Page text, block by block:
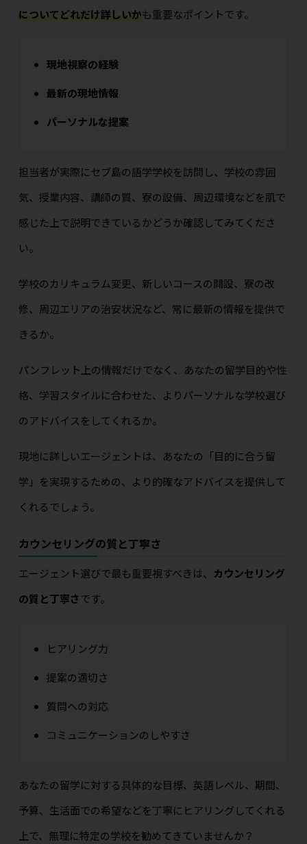
についてどれだけ詳しいかも重要なポイントです。
現地視察の経験
最新の現地情報
パーソナルな提案
担当者が実際にセブ島の語学学校を訪問し、学校の雰囲
気、授業内容、講師の質、寮の設備、周辺環境などを肌で
感じた上で説明できているかどうか確認してみてくださ
い。
学校のカリキュラム変更、新しいコースの開設、寮の改
修、周辺エリアの治安状況など、常に最新の情報を提供で
きるか。
パンフレット上の情報だけでなく、あなたの留学目的や性
格、学習スタイルに合わせた、よりパーソナルな学校選び
のアドバイスをしてくれるか。
現地に詳しいエージェントは、あなたの「目的に合う留
学」を実現するための、より的確なアドバイスを提供して
くれるでしょう。
カウンセリングの質と丁寧さ
エージェント選びで最も重要視すべきは、 カウンセリング
の質と丁寧さです。
ヒアリング力
提案の適切さ
質問への対応
コミュニケーションのしやすさ
あなたの留学に対する具体的な目標、英語レベル、期間、
予算、生活面での希望などを丁寧にヒアリングしてくれる
上で、無理に特定の学校を勧めてきていませんか？